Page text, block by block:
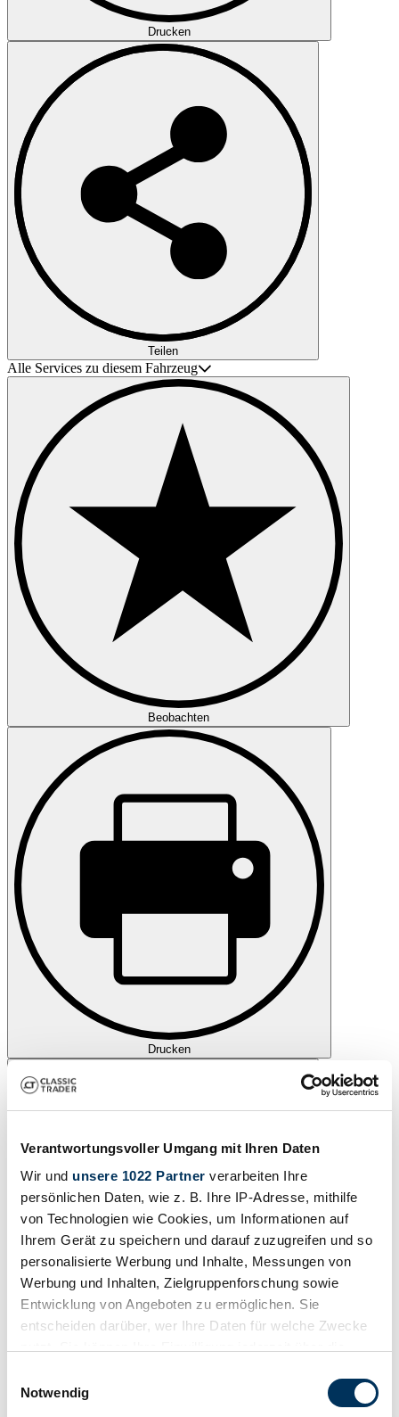
Verantwortungsvoller Umgang mit Ihren Daten
Wir und unsere 1022 Partner verarbeiten Ihre
persönlichen Daten, wie z. B. Ihre IP-Adresse, mithilfe
von Technologien wie Cookies, um Informationen auf
Ihrem Gerät zu speichern und darauf zuzugreifen und so
personalisierte Werbung und Inhalte, Messungen von
Werbung und Inhalten, Zielgruppenforschung sowie
Entwicklung von Angeboten zu ermöglichen. Sie
entscheiden darüber, wer Ihre Daten für welche Zwecke
Trigger Symbol ändern oder widerrufen
Notwendig
Drucken
Teilen
Alle Services zu diesem Fahrzeug
Beobachten
Drucken
Alle Services zu diesem Fahrzeug
2004 | Aston Martin DB AR1